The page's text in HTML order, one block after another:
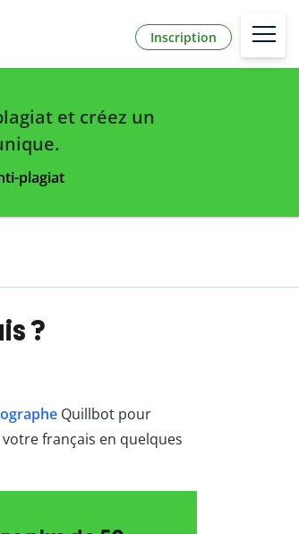
Inscription
et créez un
plagiat
?
Quillbot pour
français en quelques